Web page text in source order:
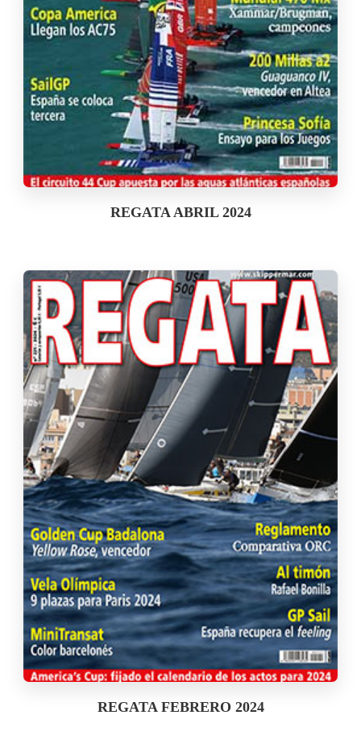
REGATA ABRIL 2024
REGATA FEBRERO 2024